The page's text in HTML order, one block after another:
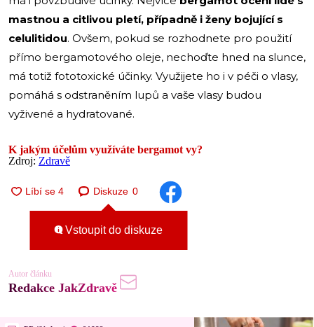
mastnou a citlivou pletí, případně i ženy bojující s
celulitidou. Ovšem, pokud se rozhodnete pro použití
přímo bergamotového oleje, nechoďte hned na slunce,
má totiž fototoxické účinky. Využijete ho i v péči o vlasy,
pomáhá s odstraněním lupů a vaše vlasy budou
vyživené a hydratované.
K jakým účelům využíváte bergamot vy?
Zdroj: Zdravě
Diskuze 0
Vstoupit do diskuze
Autor článku
Redakce JakZdravě